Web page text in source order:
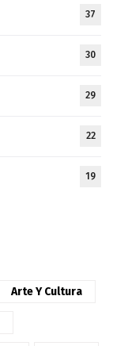
37
30
29
22
19
Arte Y Cultura